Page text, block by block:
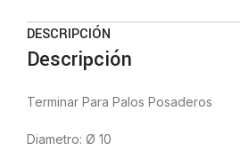
DESCRIPCIÓN
Descripción
Terminar Para Palos Posaderos
Diametro: Ø 10